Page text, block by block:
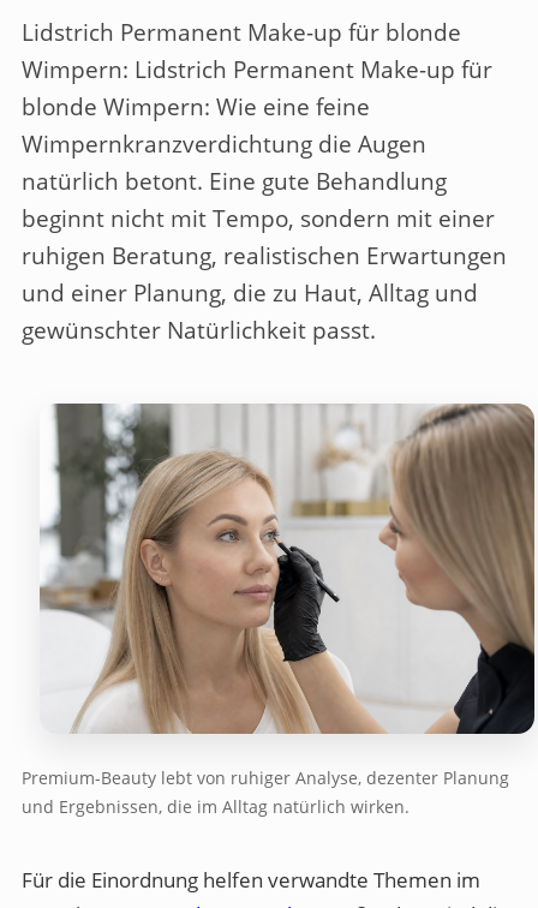
Lidstrich Permanent Make-up für blonde
Wimpern: Lidstrich Permanent Make-up für
blonde Wimpern: Wie eine feine
Wimpernkranzverdichtung die Augen
natürlich betont. Eine gute Behandlung
beginnt nicht mit Tempo, sondern mit einer
ruhigen Beratung, realistischen Erwartungen
und einer Planung, die zu Haut, Alltag und
gewünschter Natürlichkeit passt.
Premium-Beauty lebt von ruhiger Analyse, dezenter Planung
und Ergebnissen, die im Alltag natürlich wirken.
Für die Einordnung helfen verwandte Themen im